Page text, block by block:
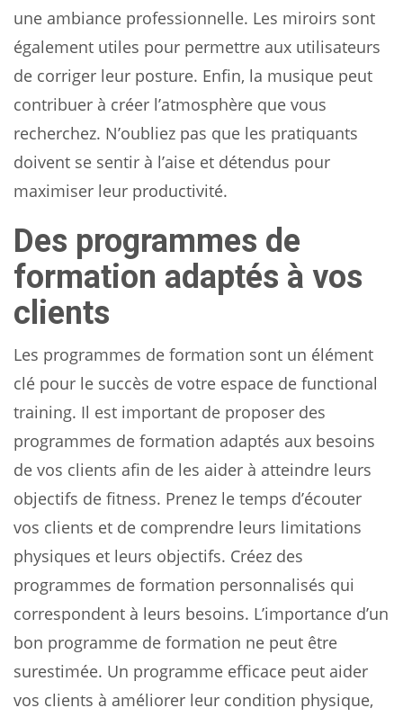
une ambiance professionnelle. Les miroirs sont
également utiles pour permettre aux utilisateurs
de corriger leur posture. Enfin, la musique peut
contribuer à créer l’atmosphère que vous
recherchez. N’oubliez pas que les pratiquants
doivent se sentir à l’aise et détendus pour
maximiser leur productivité.
Des programmes de
formation adaptés à vos
clients
Les programmes de formation sont un élément
clé pour le succès de votre espace de functional
training. Il est important de proposer des
programmes de formation adaptés aux besoins
de vos clients afin de les aider à atteindre leurs
objectifs de fitness. Prenez le temps d’écouter
vos clients et de comprendre leurs limitations
physiques et leurs objectifs. Créez des
programmes de formation personnalisés qui
correspondent à leurs besoins. L’importance d’un
bon programme de formation ne peut être
surestimée. Un programme efficace peut aider
vos clients à améliorer leur condition physique,